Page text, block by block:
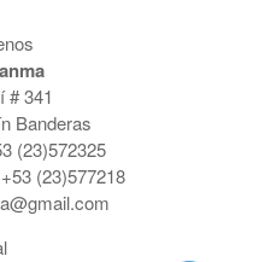
# 341
Banderas
(23)572325
(23)577218